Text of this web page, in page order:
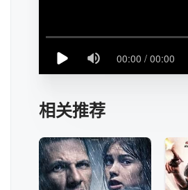
相关推荐